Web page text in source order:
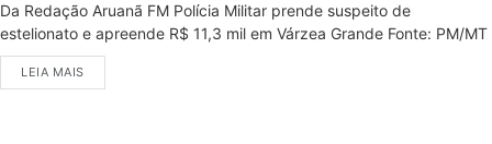
Da Redação Aruanã FM Polícia Militar prende suspeito de
estelionato e apreende R$ 11,3 mil em Várzea Grande Fonte: PM/MT
LEIA MAIS